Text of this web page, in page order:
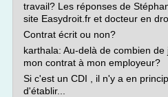
travail? Les réponses de
site Easydroit.fr et docteur en
Contrat écrit ou non?
karthala: Au-delà de combien
mon contrat à mon employeur?
Si c'est un CDI , il n'y a en
d'établir...